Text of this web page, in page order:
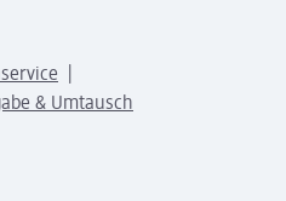
& Umtausch